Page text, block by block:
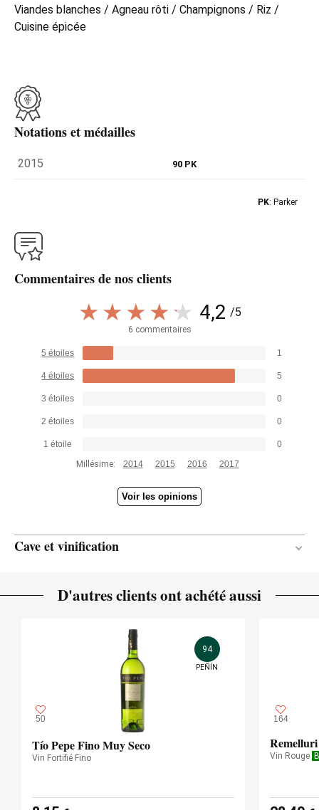
Viandes blanches / Agneau rôti / Champignons / Riz /
Cuisine épicée
Notations et médailles
2015 90 PK
PK: Parker
Commentaires de nos clients
4,2 /5
6 commentaires
5 étoiles 1
4 étoiles 5
3 étoiles 0
2 étoiles 0
1 étoile
0
Millésime:
2014 2015 2016 2017
Voir les opinions
Cave et vinification
VINIFICATION
Neuves et à demi neuves
Chêne français
D'autres clients ont achété aussi
50
94
PEÑÍN
Tío Pepe Fino Muy Seco
Vin Fortifié Fino
164
Remelluri
Vin Rouge